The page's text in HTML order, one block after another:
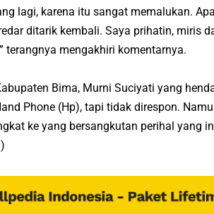
lagi, karena itu sangat memalukan.
ditarik kembali. Saya prihatin, miris
terangnya mengakhiri komentarnya.
Bima, Murni Suciyati yang
Phone (Hp), tapi tidak direspon.
ke yang bersangkutan perihal yang